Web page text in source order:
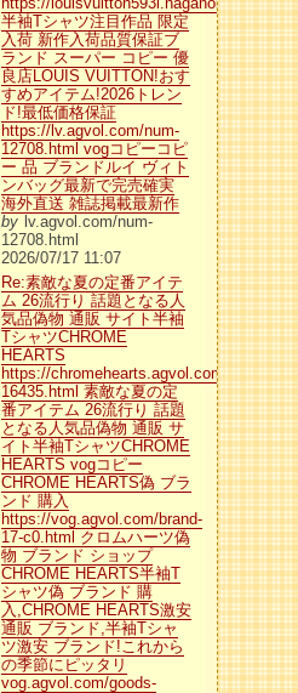
半袖Tシャツ注目作品 限定
入荷 新作入荷品質保証ブ
ランド スーパー コピー 優
良店LOUIS VUITTON!おす
すめアイテム!2026トレン
ド!最低価格保証
https://lv.agvol.com/num-
12708.html vogコピーコピ
ー 品 ブランドルイ ヴィト
ンバッグ最新で完売確実
海外直送 雑誌掲載最新作
by lv.agvol.com/num-
12708.html
2026/07/17 11:07
Re:素敵な夏の定番アイテ
ム 26流行り 話題となる人
気品偽物 通販 サイト半袖
TシャツCHROME
HEARTS
https://chromehearts.agvol.com/num-
16435.html 素敵な夏の定
番アイテム 26流行り 話題
となる人気品偽物 通販 サ
イト半袖TシャツCHROME
HEARTS vogコピー
CHROME HEARTS偽 ブラ
ンド 購入
https://vog.agvol.com/brand-
17-c0.html クロムハーツ偽
物 ブランド ショップ
CHROME HEARTS半袖T
シャツ偽 ブランド 購
入,CHROME HEARTS激安
通販 ブランド,半袖Tシャ
ツ激安 ブランド!これから
の季節にピッタリ
vog.agvol.com/goods-